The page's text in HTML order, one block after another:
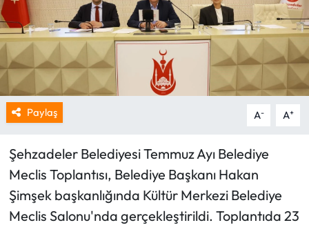
Paylaş A- A+
Şehzadeler Belediyesi Temmuz Ayı Belediye
Meclis Toplantısı, Belediye Başkanı Hakan
Şimşek başkanlığında Kültür Merkezi Belediye
Meclis Salonu'nda gerçekleştirildi. Toplantıda 23